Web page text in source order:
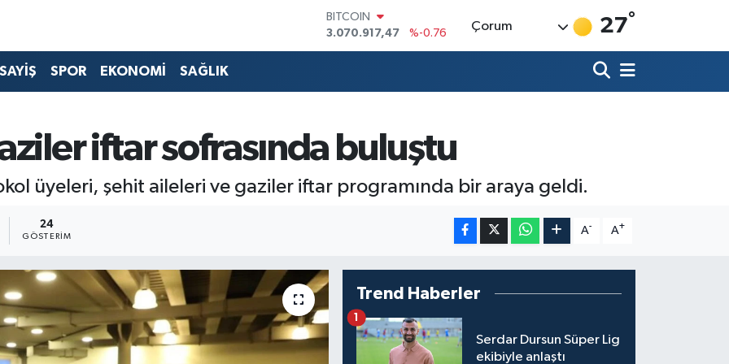
BITCOIN
3.070.917,47
%-0.76
DOLAR
64,2463
%0.07
GRAM ALTIN
6574.81
%1.44
13.887
%64
Çorum 27°
SPOR EKONOMİ SAĞLIK
iftar sofrasında buluştu
üyeleri, şehit aileleri ve gaziler iftar programında bir araya geldi.
24
GÖSTERIM
A- A+
Trend Haberler
Serdar Dursun Süper Lig
ekibiyle anlaştı
1